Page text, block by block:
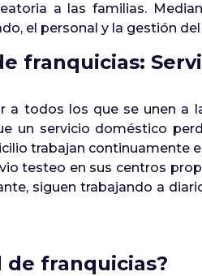
a las familias.
el personal y la gestión
franquicias:
a todos los que se unen a
un servicio doméstico
trabajan continuamente
testeo en sus centros
siguen trabajando a
de franquicias?